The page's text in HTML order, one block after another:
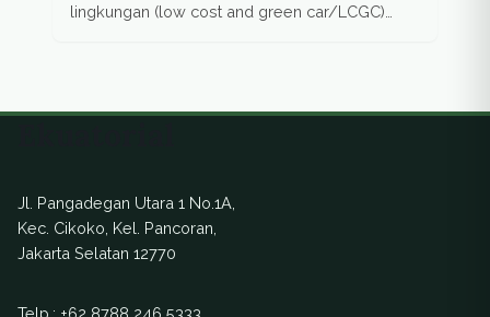
lingkungan (low cost and green car/LCGC)
tersebut berpotensi menambah volume
Jl. Pangadegan Utara 1 No.1A,
Kec. Cikoko, Kel. Pancoran,
Jakarta Selatan 12770
Telp.: +62 8788 246 5333